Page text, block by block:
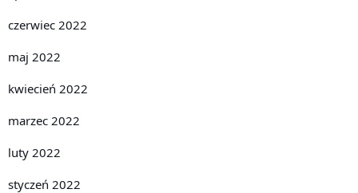
czerwiec 2022
maj 2022
kwiecień 2022
marzec 2022
luty 2022
styczeń 2022